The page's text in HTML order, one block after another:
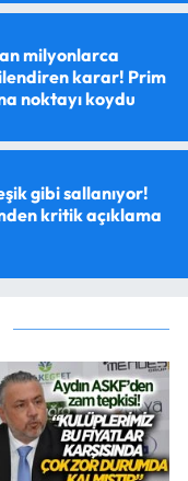
milyonlarca
karar! Prim
noktayı koydu
gibi sallanıyor!
kritik açıklama